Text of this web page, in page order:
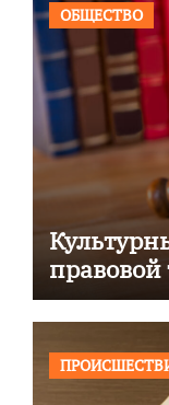
ОБЩЕСТВО
правовой